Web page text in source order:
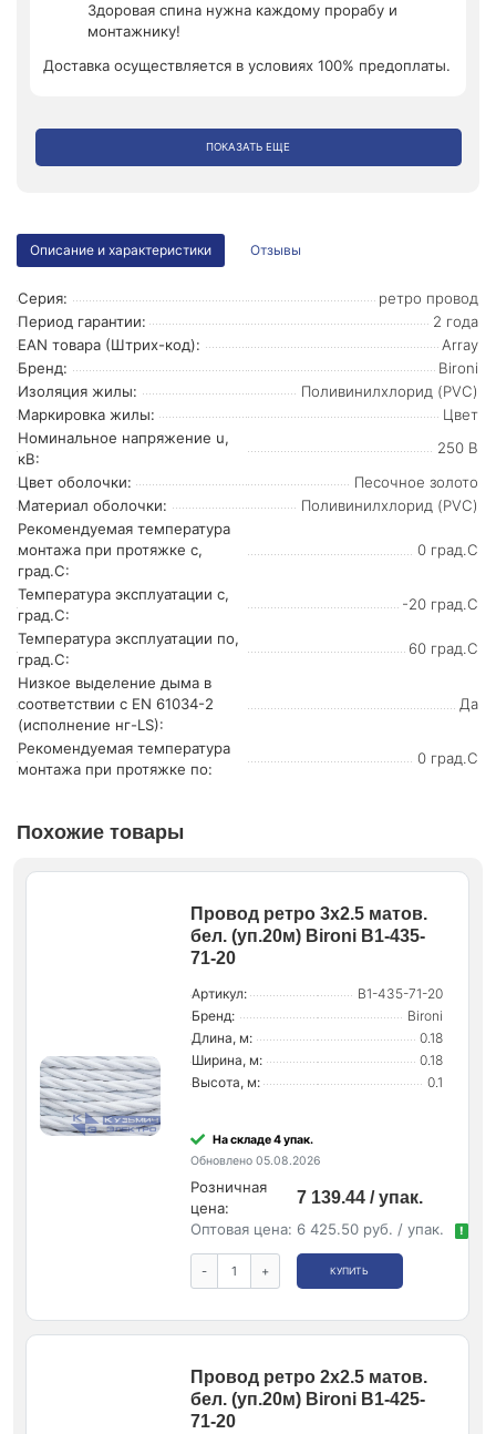
Здоровая спина нужна каждому прорабу и
монтажнику!
Доставка осуществляется в условиях 100% предоплаты.
ПОКАЗАТЬ ЕЩЕ
Описание и характеристики Отзывы
Серия:
ретро провод
Период гарантии:
2 года
EAN товара (Штрих-код):
Array
Бренд:
Bironi
Изоляция жилы:
Поливинилхлорид (PVC)
Маркировка жилы:
Цвет
Номинальное напряжение u,
кВ:
250 В
Цвет оболочки:
Песочное золото
Материал оболочки:
Поливинилхлорид (PVC)
Рекомендуемая температура
монтажа при протяжке с,
град.C:
0 град.C
Температура эксплуатации с,
град.C:
-20 град.C
Температура эксплуатации по,
град.C:
60 град.C
Низкое выделение дыма в
соответствии с EN 61034-2
(исполнение нг-LS):
Да
Рекомендуемая температура
монтажа при протяжке по:
0 град.C
Похожие товары
Провод ретро 3х2.5 матов.
бел. (уп.20м) Bironi B1-435-
71-20
Артикул:
B1-435-71-20
Бренд:
Bironi
Длина, м:
0.18
Ширина, м:
0.18
Высота, м:
0.1
На складе 4 упак.
Обновлено 05.08.2026
Розничная
цена:
7 139.44 / упак.
Оптовая цена: 6 425.50 руб. / упак. !
- + КУПИТЬ
Провод ретро 2х2.5 матов.
бел. (уп.20м) Bironi B1-425-
71-20